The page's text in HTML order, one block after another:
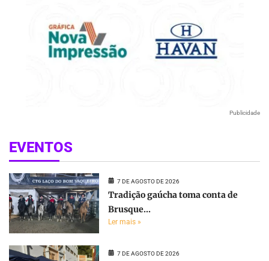
Publicidade
EVENTOS
7 DE AGOSTO DE 2026
Tradição gaúcha toma conta de
Brusque...
Ler mais »
7 DE AGOSTO DE 2026